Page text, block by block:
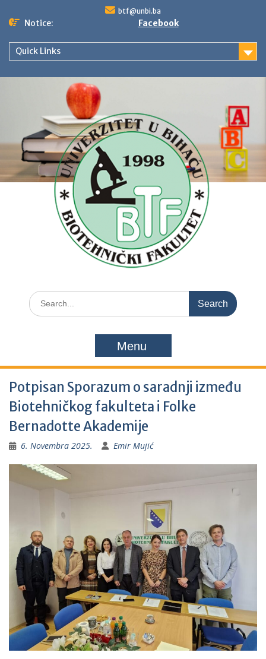
btf@unbi.ba
Notice: Facebook
Quick Links
Search
for:
Menu
Potpisan Sporazum o saradnji između
Biotehničkog fakulteta i Folke
Bernadotte Akademije
6. Novembra 2025. Emir Mujić